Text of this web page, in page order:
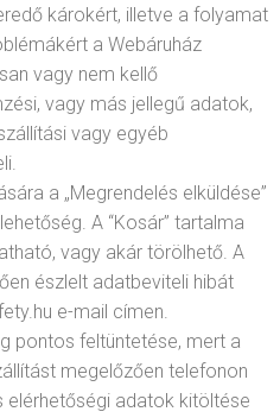
károkért, illetve a folyamat
a Webáruház
vagy nem kellő
vagy más jellegű adatok,
vagy egyéb
a „Megrendelés elküldése”
A “Kosár” tartalma
vagy akár törölhető. A
észlelt adatbeviteli hibát
e-mail címen.
pontos feltüntetése, mert a
megelőzően telefonon
elérhetőségi adatok kitöltése